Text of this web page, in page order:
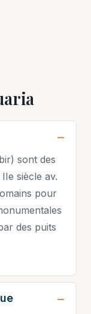
sont des
siècle av.
pour
des puits